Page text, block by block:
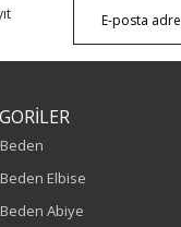
Elbise
Abiye